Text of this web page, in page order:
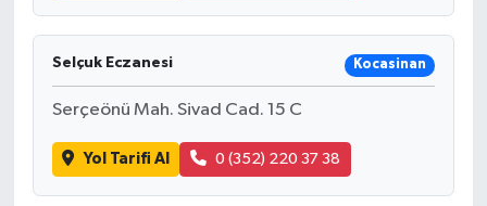
Selçuk Eczanesi Kocasinan
Serçeönü Mah. Sivad Cad. 15 C
Yol Tarifi Al 0 (352) 220 37 38